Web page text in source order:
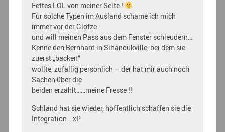
Fettes LOL von meiner Seite !
Für solche Typen im Ausland schäme ich mich
immer vor der Glotze
und will meinen Pass aus dem Fenster schleudern…
Kenne den Bernhard in Sihanoukville, bei dem sie
zuerst „backen“
wollte, zufällig persönlich – der hat mir auch noch
Sachen über die
beiden erzählt……meine Fresse !!
Schland hat sie wieder, hoffentlich schaffen sie die
Integration… xP